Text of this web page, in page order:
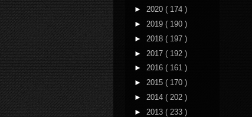
► 2020 ( 174 )
► 2019 ( 190 )
► 2018 ( 197 )
► 2017 ( 192 )
► 2016 ( 161 )
► 2015 ( 170 )
► 2014 ( 202 )
► 2013 ( 233 )